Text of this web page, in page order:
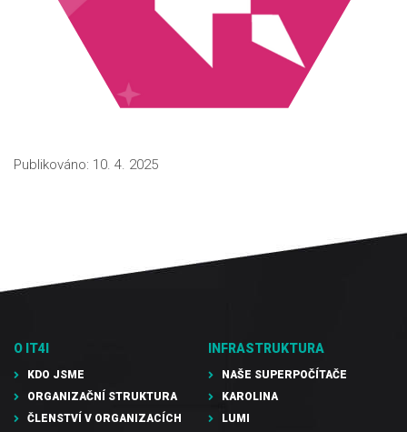
Publikováno: 10. 4. 2025
O IT4I
KDO JSME
ORGANIZAČNÍ STRUKTURA
ČLENSTVÍ V ORGANIZACÍCH
INFRASTRUKTURA
NAŠE SUPERPOČÍTAČE
KAROLINA
LUMI